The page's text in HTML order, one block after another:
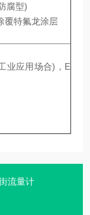
腐型)
覆特氟龙涂层
业应用场合)，E
流量计